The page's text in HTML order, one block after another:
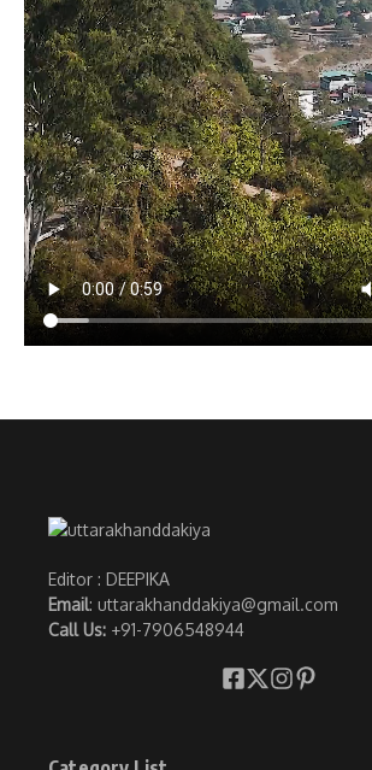
Editor : DEEPIKA
Email: uttarakhanddakiya@gmail.com
Call Us: +91-7906548944